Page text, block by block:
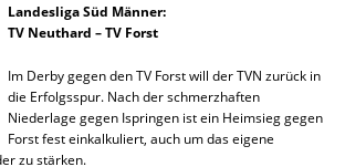
Landesliga Süd Männer:
TV Neuthard – TV Forst
Im Derby gegen den TV Forst will der TVN zurück in
die Erfolgsspur. Nach der schmerzhaften
Niederlage gegen Ispringen ist ein Heimsieg gegen
Forst fest einkalkuliert, auch um das eigene
zu stärken.